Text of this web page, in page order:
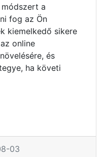
a
fog az Ön
kiemelkedő sikere
online
és
ha követi
03